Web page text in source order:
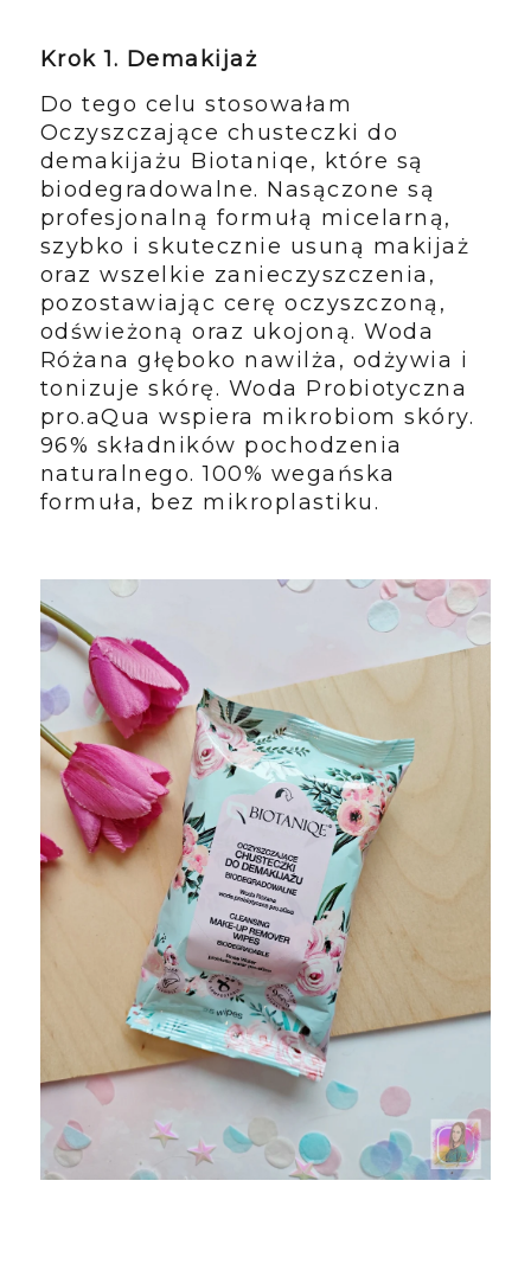
Krok 1. Demakijaż
Do tego celu stosowałam
Oczyszczające chusteczki do
demakijażu Biotaniqe, które są
biodegradowalne. Nasączone są
profesjonalną formułą micelarną,
szybko i skutecznie usuną makijaż
oraz wszelkie zanieczyszczenia,
pozostawiając cerę oczyszczoną,
odświeżoną oraz ukojoną. Woda
Różana głęboko nawilża, odżywia i
tonizuje skórę. Woda Probiotyczna
pro.aQua wspiera mikrobiom skóry.
96% składników pochodzenia
naturalnego. 100% wegańska
formuła, bez mikroplastiku.